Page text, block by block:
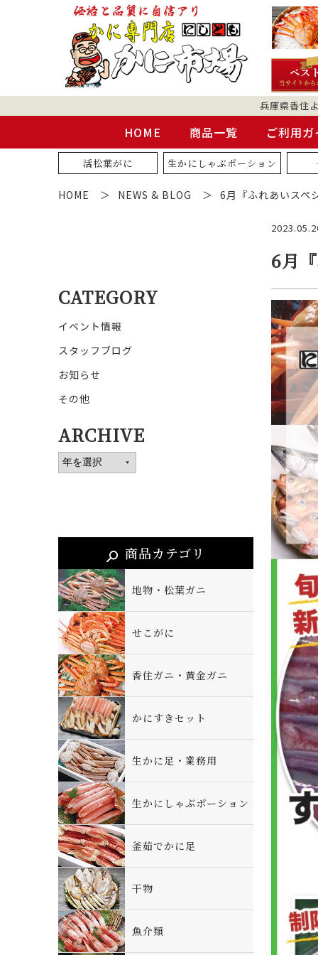
兵庫県香住
HOME 商品一覧 ご利用
活松葉がに 生かにしゃぶポーション
HOME NEWS & BLOG 6月『ふれあいスペ
6月
CATEGORY
イベント情報
スタッフブログ
お知らせ
その他
ARCHIVE
商品カテゴリ
地物・松葉ガニ
せこがに
香住ガニ・黄金ガニ
かにすきセット
生かに足・業務用
生かにしゃぶポーション
釜茹でかに足
干物
魚介類